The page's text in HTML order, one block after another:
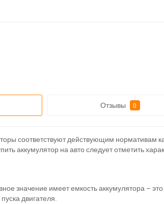
Отзывы 0
соответствуют действующим нормативам
аккумулятор на авто следует отметить
значение имеет емкость аккумулятора –
двигателя.